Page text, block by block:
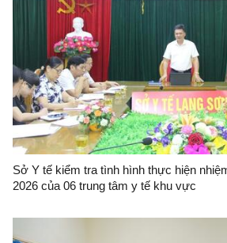
Sở Y tế kiểm tra tình hình thực hiện
2026 của 06 trung tâm y tế khu vực